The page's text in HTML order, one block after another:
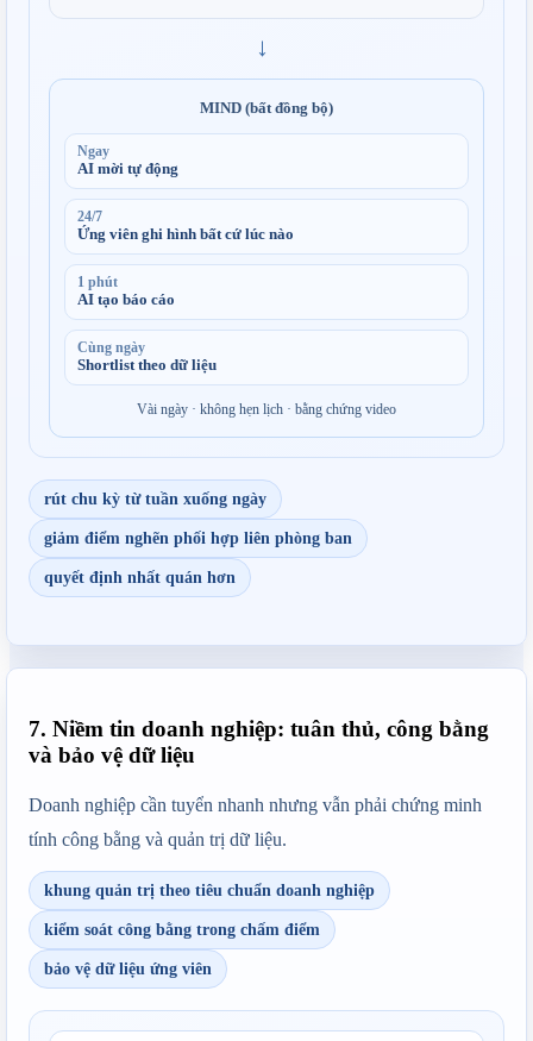
→
MIND (bất đồng bộ)
Ngay
AI mời tự động
24/7
Ứng viên ghi hình bất cứ lúc nào
1 phút
AI tạo báo cáo
Cùng ngày
Shortlist theo dữ liệu
Vài ngày · không hẹn lịch · bằng chứng video
rút chu kỳ từ tuần xuống ngày
giảm điểm nghẽn phối hợp liên phòng ban
quyết định nhất quán hơn
7. Niềm tin doanh nghiệp: tuân thủ, công bằng
và bảo vệ dữ liệu
Doanh nghiệp cần tuyển nhanh nhưng vẫn phải chứng minh
tính công bằng và quản trị dữ liệu.
khung quản trị theo tiêu chuẩn doanh nghiệp
kiểm soát công bằng trong chấm điểm
bảo vệ dữ liệu ứng viên